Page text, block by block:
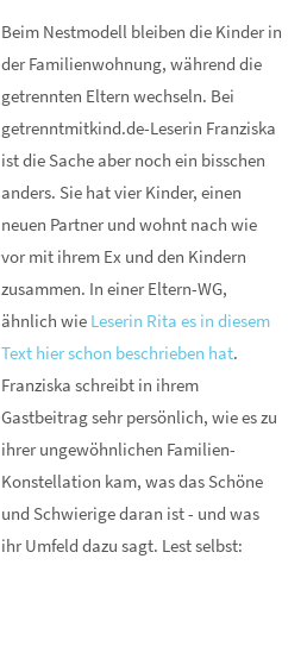
Beim Nestmodell bleiben die Kinder in
der Familienwohnung, während die
getrennten Eltern wechseln. Bei
getrenntmitkind.de-Leserin Franziska
ist die Sache aber noch ein bisschen
anders. Sie hat vier Kinder, einen
neuen Partner und wohnt nach wie
vor mit ihrem Ex und den Kindern
zusammen. In einer Eltern-WG,
ähnlich wie Leserin Rita es in diesem
Text hier schon beschrieben hat.
Franziska schreibt in ihrem
Gastbeitrag sehr persönlich, wie es zu
ihrer ungewöhnlichen Familien-
Konstellation kam, was das Schöne
und Schwierige daran ist - und was
ihr Umfeld dazu sagt. Lest selbst: